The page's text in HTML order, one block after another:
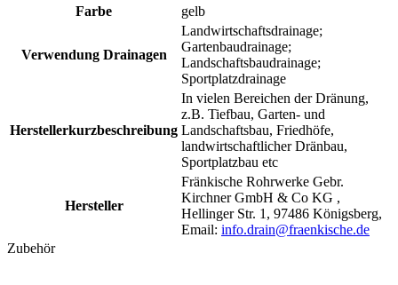
Farbe
gelb
Verwendung Drainagen
Landwirtschaftsdrainage;
Gartenbaudrainage;
Landschaftsbaudrainage;
Sportplatzdrainage
Herstellerkurzbeschreibung
In vielen Bereichen der Dränung,
z.B. Tiefbau, Garten- und
Landschaftsbau, Friedhöfe,
landwirtschaftlicher Dränbau,
Sportplatzbau etc
Hersteller
Fränkische Rohrwerke Gebr.
Kirchner GmbH & Co KG ,
Hellinger Str. 1, 97486 Königsberg,
Email: info.drain@fraenkische.de
Zubehör